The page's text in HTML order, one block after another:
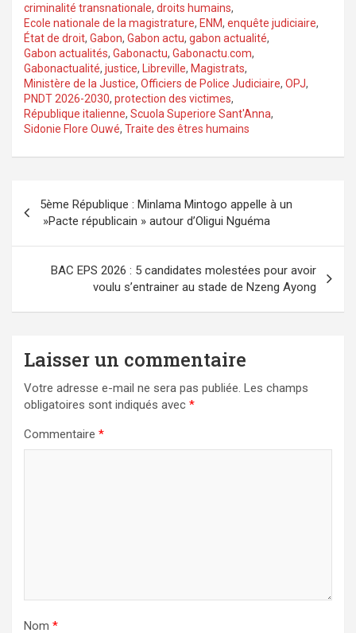
criminalité transnationale, droits humains,
Ecole nationale de la magistrature, ENM, enquête judiciaire,
État de droit, Gabon, Gabon actu, gabon actualité,
Gabon actualités, Gabonactu, Gabonactu.com,
Gabonactualité, justice, Libreville, Magistrats,
Ministère de la Justice, Officiers de Police Judiciaire, OPJ,
PNDT 2026-2030, protection des victimes,
République italienne, Scuola Superiore Sant'Anna,
Sidonie Flore Ouwé, Traite des êtres humains
de
l’article
5ème République : Minlama Mintogo appelle à un
»Pacte républicain » autour d’Oligui Nguéma
BAC EPS 2026 : 5 candidates molestées pour avoir
voulu s’entrainer au stade de Nzeng Ayong
Laisser un commentaire
Votre adresse e-mail ne sera pas publiée. Les champs
obligatoires sont indiqués avec *
Commentaire *
Nom *